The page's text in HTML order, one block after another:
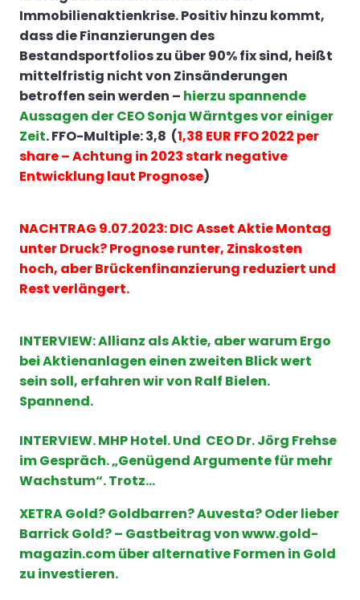
Immobilienaktienkrise. Positiv hinzu kommt,
dass die Finanzierungen des
Bestandsportfolios zu über 90% fix sind, heißt
mittelfristig nicht von Zinsänderungen
betroffen sein werden – hierzu spannende
Aussagen der CEO Sonja Wärntges vor einiger
Zeit. FFO-Multiple: 3,8 (1,38 EUR FFO 2022 per
share – Achtung in 2023 stark negative
Entwicklung laut Prognose)
NACHTRAG 9.07.2023:DIC Asset Aktie Montag
unter Druck? Prognose runter, Zinskosten
hoch, aber Brückenfinanzierung reduziert und
Rest verlängert.
INTERVIEW: Allianz als Aktie, aber warum Ergo
bei Aktienanlagen einen zweiten Blick wert
sein soll, erfahren wir von Ralf Bielen.
Spannend.
INTERVIEW. MHP Hotel. Und CEO Dr. Jörg Frehse
im Gespräch. „Genügend Argumente für mehr
Wachstum“. Trotz…
XETRA Gold? Goldbarren? Auvesta? Oder lieber
Barrick Gold? – Gastbeitrag von www.gold-
magazin.com über alternative Formen in Gold
zu investieren.